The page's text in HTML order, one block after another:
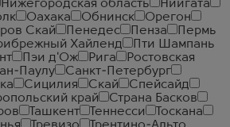
Нижегородская область
Ниигата
Оахака Обнинск
Орегон
Скай Пенедес Пенза
Пермь
Хайленд
Пти Шампань
Пэи д'Ож Рига
Ростовская
Паулу
Санкт-Петербург
Сицилия Скай
Спейсайд
край
Страна Басков
Ташкент Теннесси
Тоскана